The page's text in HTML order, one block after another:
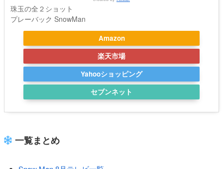
珠玉の全２ショット
プレーバック SnowMan
Amazon
楽天市場
Yahooショッピング
セブンネット
一覧まとめ